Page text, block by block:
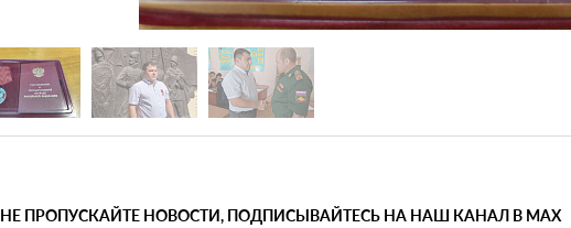
НЕ ПРОПУСКАЙТЕ НОВОСТИ, ПОДПИСЫВАЙТЕСЬ НА НАШ КАНАЛ В MAX